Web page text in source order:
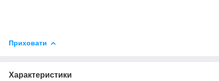
Приховати
Характеристики